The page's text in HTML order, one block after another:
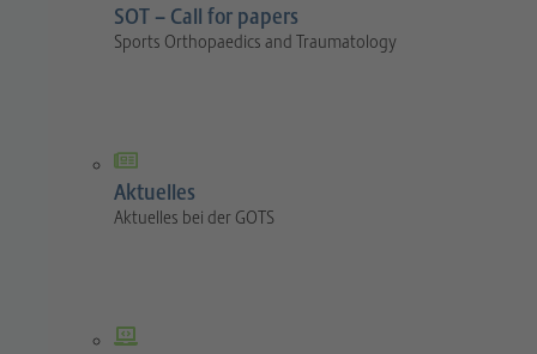
SOT – Call for papers
Sports Orthopaedics and Traumatology
Aktuelles
Aktuelles bei der GOTS